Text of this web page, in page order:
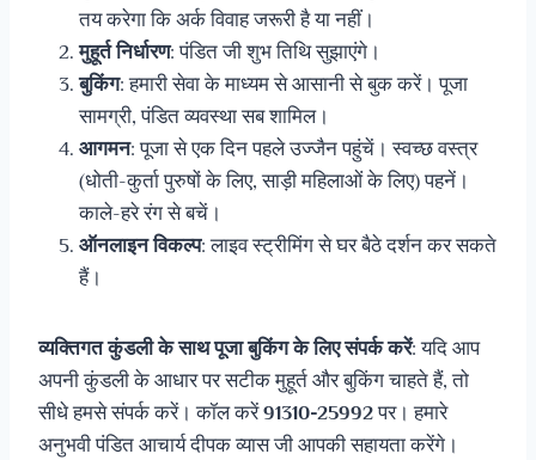
तय करेगा कि अर्क विवाह जरूरी है या नहीं।
मुहूर्त निर्धारण: पंडित जी शुभ तिथि सुझाएंगे।
बुकिंग: हमारी सेवा के माध्यम से आसानी से बुक करें। पूजा
सामग्री, पंडित व्यवस्था सब शामिल।
आगमन: पूजा से एक दिन पहले उज्जैन पहुंचें। स्वच्छ वस्त्र
(धोती-कुर्ता पुरुषों के लिए, साड़ी महिलाओं के लिए) पहनें।
काले-हरे रंग से बचें।
ऑनलाइन विकल्प: लाइव स्ट्रीमिंग से घर बैठे दर्शन कर सकते
हैं।
व्यक्तिगत कुंडली के साथ पूजा बुकिंग के लिए संपर्क करें: यदि आप
अपनी कुंडली के आधार पर सटीक मुहूर्त और बुकिंग चाहते हैं, तो
सीधे हमसे संपर्क करें। कॉल करें91310-25992पर। हमारे
अनुभवी पंडित आचार्य दीपक व्यास जी आपकी सहायता करेंगे।